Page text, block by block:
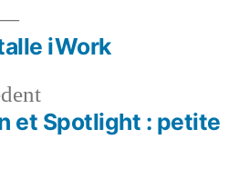
Article
précédent :
et Spotlight : petite
Article
suivant :
iWork